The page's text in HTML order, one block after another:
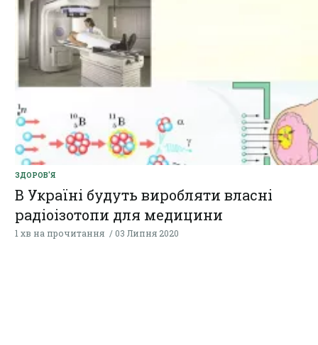
ЗДОРОВ'Я
В Україні будуть виробляти власні
радіоізотопи для медицини
1 хв на прочитання 03 Липня 2020